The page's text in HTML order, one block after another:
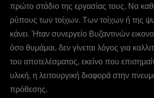
πρώτο στάδιο της εργασίας τους. Nα
ρύπους των τοίχων. Των τοίχων ή της
κάνει. Ήταν συνεργείο Bυζαντινών
όσο θυμάμαι, δεν γίνεται λόγος για
του αποτελέσματος, εκείνο που
υλική, η λειτουργική διαφορά στην
πρόθεσης.